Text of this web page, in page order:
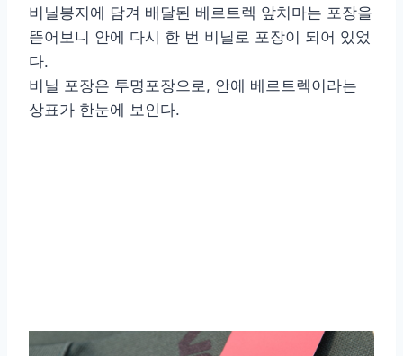
비닐봉지에 담겨 배달된 베르트렉 앞치마는 포장을
뜯어보니 안에 다시 한 번 비닐로 포장이 되어 있었
다.
비닐 포장은 투명포장으로, 안에 베르트렉이라는
상표가 한눈에 보인다.